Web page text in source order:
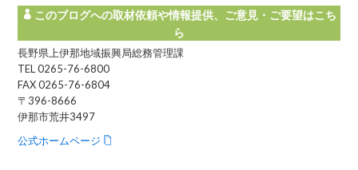
このブログへの取材依頼や情報提供、ご意見・ご要望はこち
ら
長野県上伊那地域振興局総務管理課
TEL 0265-76-6800
FAX 0265-76-6804
〒396-8666
伊那市荒井3497
公式ホームページ